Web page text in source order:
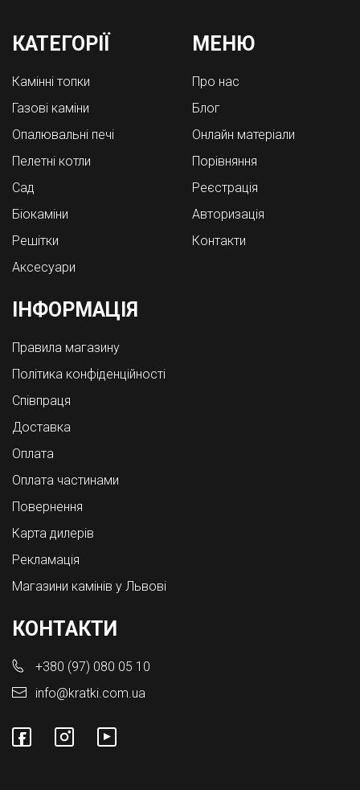
КАТЕГОРІЇ
Камінні топки
Газові каміни
Опалювальні печі
Пелетні котли
Cад
Біокаміни
Решітки
Аксесуари
МЕНЮ
Про нас
Блог
Онлайн матеріали
Порівняння
Реєстрація
Авторизація
Контакти
ІНФОРМАЦІЯ
Правила магазину
Політика конфіденційності
Співпраця
Доставка
Оплата
Оплата частинами
Повернення
Карта дилерів
Рекламація
Магазини камінів у Львові
КОНТАКТИ
+380 (97) 080 05 10
info@kratki.com.ua